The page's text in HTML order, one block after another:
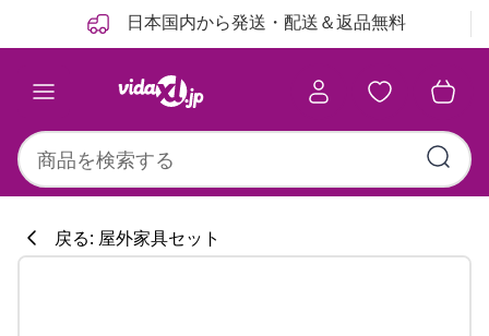
日本国内から発送・配送＆返品無料
戻る: 屋外家具セット